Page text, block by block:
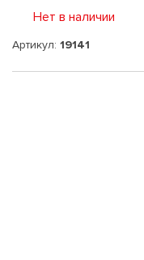
Нет в наличии
Артикул: 19141